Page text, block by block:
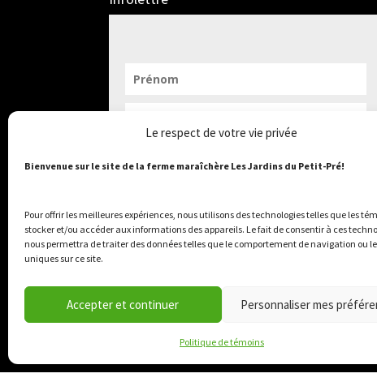
Le respect de votre vie privée
Bienvenue sur le site de la ferme maraîchère Les Jardins du Petit-Pré!
Pour offrir les meilleures expériences, nous utilisons des technologies telles que les
stocker et/ou accéder aux informations des appareils. Le fait de consentir à ces
nous permettra de traiter des données telles que le comportement de navigation ou
uniques sur ce site.
Accepter et continuer Personnaliser mes
Politique de témoins